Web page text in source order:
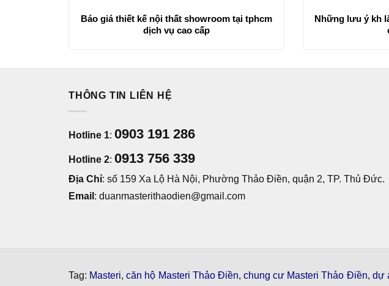
Báo giá thiết kế nội thất showroom tại tphcm
dịch vụ cao cấp
Những lưu ý kh
THÔNG TIN LIÊN HỆ
Hotline 1: 0903 191 286
Hotline 2: 0913 756 339
Địa Chỉ: số 159 Xa Lộ Hà Nội, Phường Thảo Điền, quận 2, TP. Thủ Đức.
Email : duanmasterithaodien@gmail.com
Tag: Masteri,căn hộ Masteri Thảo Điền,chung cư Masteri Thảo Điền, dự